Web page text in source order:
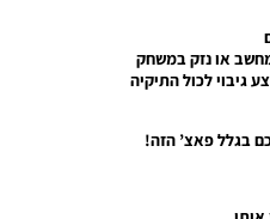
או נזק במשחק
גיבוי לכול התיקיה
בגלל פאצ’ הזה!